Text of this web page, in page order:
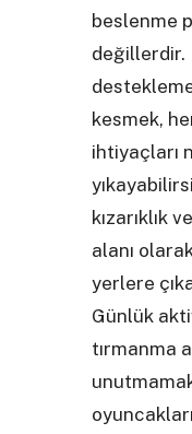
beslenme
değillerdir.
kesmek,
ihtiyaçları
kızarıklık
alanı
yerlere
Günlük
tırmanma